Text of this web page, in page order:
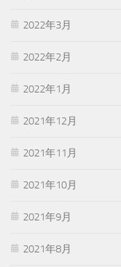
2022年3月
2022年2月
2022年1月
2021年12月
2021年11月
2021年10月
2021年9月
2021年8月